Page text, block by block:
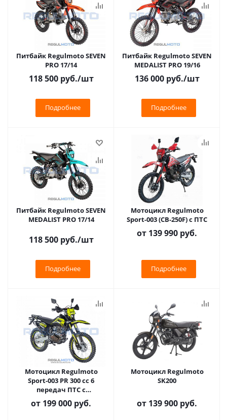
Питбайк Regulmoto SEVEN
PRO 17/14
118 500руб./шт
Подробнее
Питбайк Regulmoto SEVEN
MEDALIST PRO 19/16
136 000руб./шт
Подробнее
Питбайк Regulmoto SEVEN
MEDALIST PRO 17/14
118 500руб./шт
Подробнее
Мотоцикл Regulmoto
Sport-003 (CB-250F) с ПТС
от 139 990 руб.
Подробнее
Мотоцикл Regulmoto
Sport-003 PR 300 сс 6
передач ПТС с
балансвалом
от 199 000 руб.
Мотоцикл Regulmoto
SK200
от 139 900 руб.